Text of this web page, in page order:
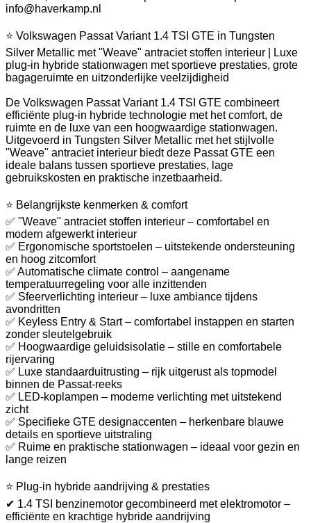
info@haverkamp.nl
⭐ Volkswagen Passat Variant 1.4 TSI GTE in Tungsten
Silver Metallic met "Weave" antraciet stoffen interieur | Luxe
plug-in hybride stationwagen met sportieve prestaties, grote
bagageruimte en uitzonderlijke veelzijdigheid
De Volkswagen Passat Variant 1.4 TSI GTE combineert
efficiënte plug-in hybride technologie met het comfort, de
ruimte en de luxe van een hoogwaardige stationwagen.
Uitgevoerd in Tungsten Silver Metallic met het stijlvolle
"Weave" antraciet interieur biedt deze Passat GTE een
ideale balans tussen sportieve prestaties, lage
gebruikskosten en praktische inzetbaarheid.
⭐ Belangrijkste kenmerken & comfort
✅ "Weave" antraciet stoffen interieur – comfortabel en
modern afgewerkt interieur
✅ Ergonomische sportstoelen – uitstekende ondersteuning
en hoog zitcomfort
✅ Automatische climate control – aangename
temperatuurregeling voor alle inzittenden
✅ Sfeerverlichting interieur – luxe ambiance tijdens
avondritten
✅ Keyless Entry & Start – comfortabel instappen en starten
zonder sleutelgebruik
✅ Hoogwaardige geluidsisolatie – stille en comfortabele
rijervaring
✅ Luxe standaarduitrusting – rijk uitgerust als topmodel
binnen de Passat-reeks
✅ LED-koplampen – moderne verlichting met uitstekend
zicht
✅ Specifieke GTE designaccenten – herkenbare blauwe
details en sportieve uitstraling
✅ Ruime en praktische stationwagen – ideaal voor gezin en
lange reizen
⭐ Plug-in hybride aandrijving & prestaties
✔ 1.4 TSI benzinemotor gecombineerd met elektromotor –
efficiënte en krachtige hybride aandrijving